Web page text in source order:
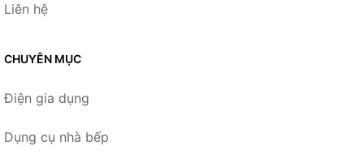
Liên hệ
CHUYÊN MỤC
Điện gia dụng
Dụng cụ nhà bếp